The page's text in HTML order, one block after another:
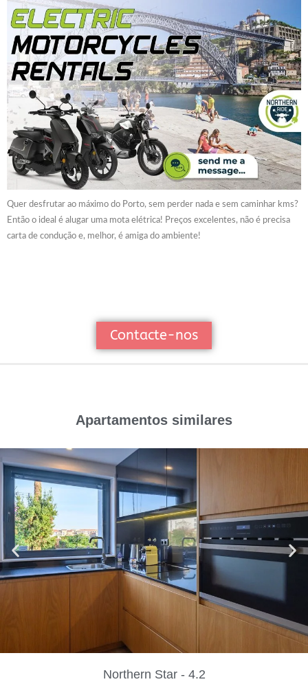
Quer desfrutar ao máximo do Porto, sem perder nada e sem caminhar kms?
Então o ideal é alugar uma mota elétrica! Preços excelentes, não é precisa
carta de condução e, melhor, é amiga do ambiente!
Contacte-nos
Apartamentos similares
Northern Star - 4.2